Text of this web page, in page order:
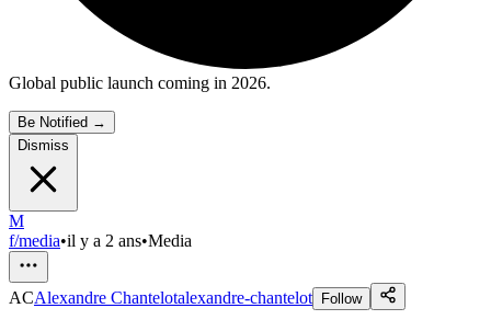
Global public launch coming in 2026.
Be Notified →
Dismiss
M
f/media•il y a 2 ans•Media
ACAlexandre Chantelotalexandre-chantelot Follow